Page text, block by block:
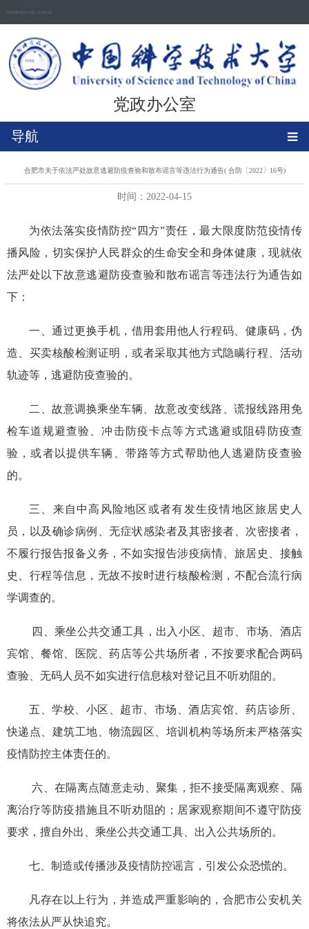
2026年08月10日 19:30:58
党政办公室
导航
合肥市关于依法严处故意逃避防疫查验和散布谣言等违法行为通告( 合防〔2022〕16号)
时间：2022-04-15
为依法落实疫情防控“四方”责任，最大限度防范疫情传
播风险，切实保护人民群众的生命安全和身体健康，现就依
法严处以下故意逃避防疫查验和散布谣言等违法行为通告如
下：
一、通过更换手机，借用套用他人行程码、健康码，伪
造、买卖核酸检测证明，或者采取其他方式隐瞒行程、活动
轨迹等，逃避防疫查验的。
二、故意调换乘坐车辆、故意改变线路、谎报线路用免
检车道规避查验、冲击防疫卡点等方式逃避或阻碍防疫查
验，或者以提供车辆、带路等方式帮助他人逃避防疫查验
的。
三、来自中高风险地区或者有发生疫情地区旅居史人
员，以及确诊病例、无症状感染者及其密接者、次密接者，
不履行报告报备义务，不如实报告涉疫病情、旅居史、接触
史、行程等信息，无故不按时进行核酸检测，不配合流行病
学调查的。
四、乘坐公共交通工具，出入小区、超市、市场、酒店
宾馆、餐馆、医院、药店等公共场所者，不按要求配合两码
查验、无码人员不如实进行信息核对登记且不听劝阻的。
五、学校、小区、超市、市场、酒店宾馆、药店诊所、
快递点、建筑工地、物流园区、培训机构等场所未严格落实
疫情防控主体责任的。
六、在隔离点随意走动、聚集，拒不接受隔离观察、隔
离治疗等防疫措施且不听劝阻的；居家观察期间不遵守防疫
要求，擅自外出、乘坐公共交通工具、出入公共场所的。
七、制造或传播涉及疫情防控谣言，引发公众恐慌的。
凡存在以上行为，并造成严重影响的，合肥市公安机关
将依法从严从快追究。